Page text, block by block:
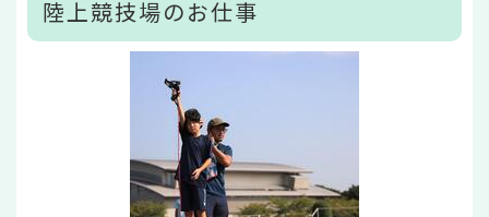
陸上競技場のお仕事